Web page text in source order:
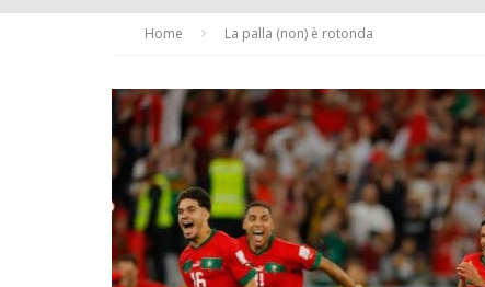
CONTRIBUTORS
Home La palla (non) è rotonda